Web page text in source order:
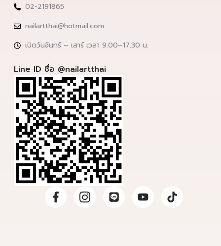
02-2191865
nailartthai@hotmail.com
เปิดวันจันทร์ – เสาร์ เวลา 9.00–17.30 น.
Line ID ชื่อ @nailartthai